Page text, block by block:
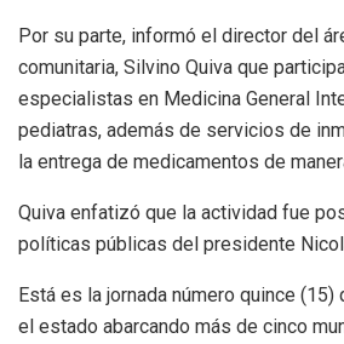
Por su parte, informó el director del
comunitaria, Silvino Quiva que
especialistas en Medicina General
pediatras, además de servicios de
la entrega de medicamentos de
Quiva enfatizó que la actividad fue
políticas públicas del presidente
Está es la jornada número quince
el estado abarcando más de cinco